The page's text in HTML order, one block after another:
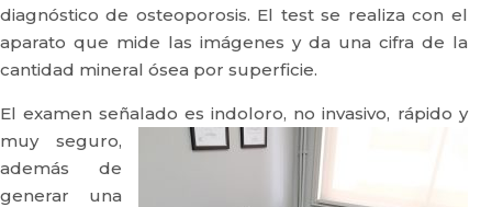
diagnóstico de osteoporosis. El test se realiza con el
aparato que mide las imágenes y da una cifra de la
cantidad mineral ósea por superficie.
El examen señalado es indoloro, no invasivo, rápido y
muy seguro,
además de
generar una